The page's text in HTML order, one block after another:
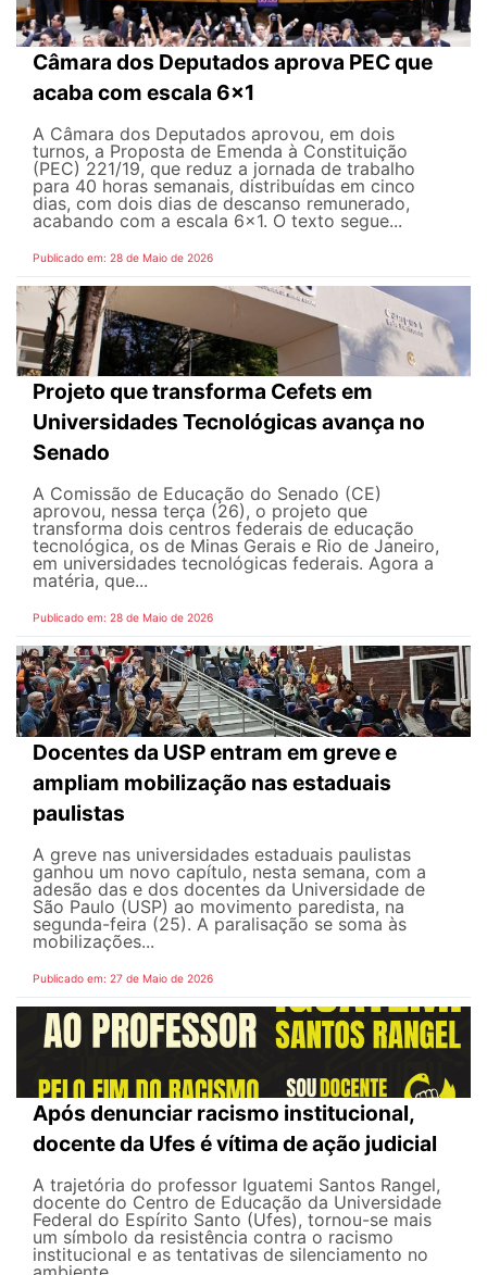
Câmara dos Deputados aprova PEC que
acaba com escala 6x1
A Câmara dos Deputados aprovou, em dois
turnos, a Proposta de Emenda à Constituição
(PEC) 221/19, que reduz a jornada de trabalho
para 40 horas semanais, distribuídas em cinco
dias, com dois dias de descanso remunerado,
acabando com a escala 6x1. O texto segue...
Publicado em: 28 de Maio de 2026
Projeto que transforma Cefets em
Universidades Tecnológicas avança no
Senado
A Comissão de Educação do Senado (CE)
aprovou, nessa terça (26), o projeto que
transforma dois centros federais de educação
tecnológica, os de Minas Gerais e Rio de Janeiro,
em universidades tecnológicas federais. Agora a
matéria, que...
Publicado em: 28 de Maio de 2026
Docentes da USP entram em greve e
ampliam mobilização nas estaduais
paulistas
A greve nas universidades estaduais paulistas
ganhou um novo capítulo, nesta semana, com a
adesão das e dos docentes da Universidade de
São Paulo (USP) ao movimento paredista, na
segunda-feira (25). A paralisação se soma às
mobilizações...
Publicado em: 27 de Maio de 2026
Após denunciar racismo institucional,
docente da Ufes é vítima de ação judicial
A trajetória do professor Iguatemi Santos Rangel,
docente do Centro de Educação da Universidade
Federal do Espírito Santo (Ufes), tornou-se mais
um símbolo da resistência contra o racismo
institucional e as tentativas de silenciamento no